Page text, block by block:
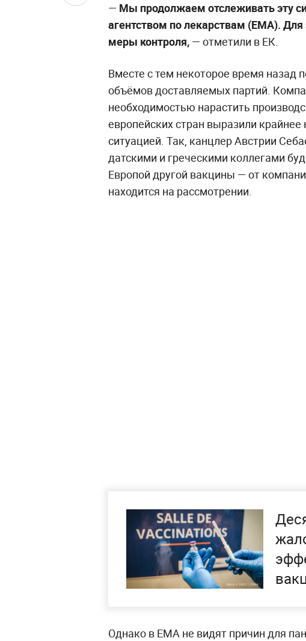
— Мы продолжаем отслеживать эту
агентством по лекарствам (EMA).
меры контроля, — отметили в ЕК.
Вместе с тем некоторое время назад
объёмов доставляемых партий.
необходимостью нарастить
европейских стран выразили крайнее
ситуацией. Так, канцлер Австрии
датскими и греческими коллегами
Европой другой вакцины — от
находится на рассмотрении.
Однако в EMA не видят причин для